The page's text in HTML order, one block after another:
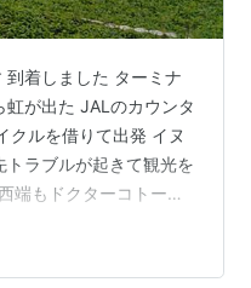
着しました ターミナ
が出た JALのカウンタ
クルを借りて出発 イヌ
ラブルが起きて観光を
端もドクターコトーの